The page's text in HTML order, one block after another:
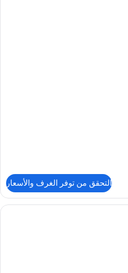
التحقق من توفر الغرف والأسعار